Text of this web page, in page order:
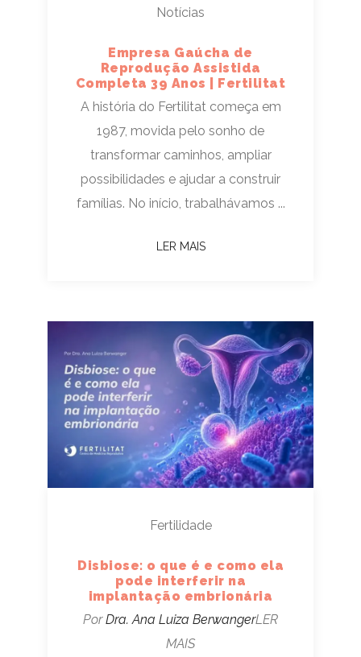
Notícias
Empresa Gaúcha de
Reprodução Assistida
Completa 39 Anos | Fertilitat
A história do Fertilitat começa em
1987, movida pelo sonho de
transformar caminhos, ampliar
possibilidades e ajudar a construir
famílias. No início, trabalhávamos ...
LER MAIS
Fertilidade
Disbiose: o que é e como ela
pode interferir na
implantação embrionária
PorDra. Ana Luiza BerwangerLER
MAIS